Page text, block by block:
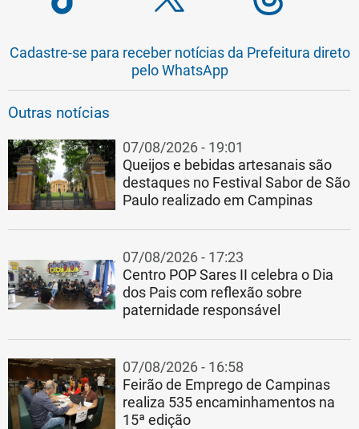
Cadastre-se para receber notícias da Prefeitura direto
pelo WhatsApp
Outras notícias
07/08/2026 - 19:01
Queijos e bebidas artesanais são
destaques no Festival Sabor de São
Paulo realizado em Campinas
07/08/2026 - 17:23
Centro POP Sares II celebra o Dia
dos Pais com reflexão sobre
paternidade responsável
07/08/2026 - 16:58
Feirão de Emprego de Campinas
realiza 535 encaminhamentos na
15ª edição